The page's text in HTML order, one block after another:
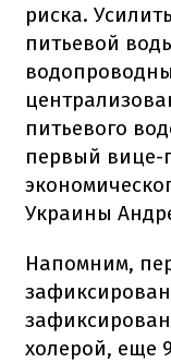
риска.
питьевой
питьевого
первый вице-
Украины
Напомним,
холерой, еще